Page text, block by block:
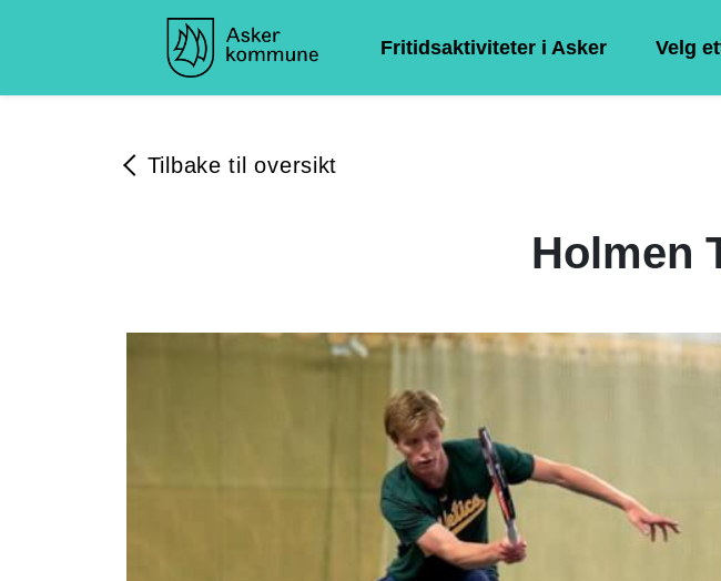
Fritidsaktiviteter i Asker Velg
Tilbake til oversikt
Holmen